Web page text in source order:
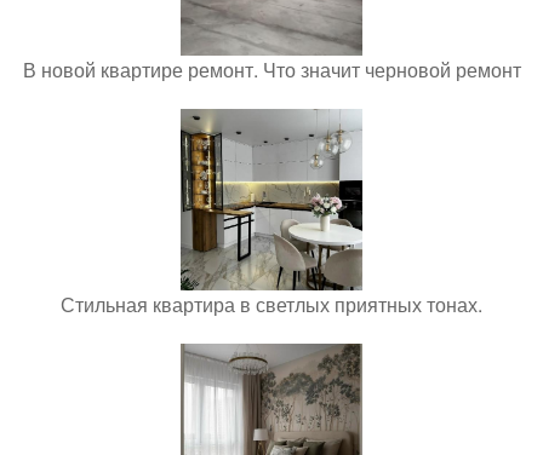
В новой квартире ремонт. Что значит черновой ремонт
Стильная квартира в светлых приятных тонах.